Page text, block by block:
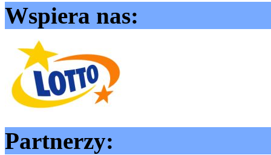
Wspiera nas:
Partnerzy: